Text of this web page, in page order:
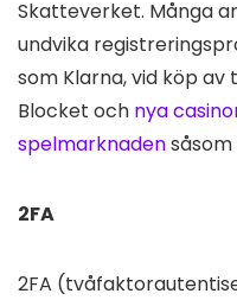
Skatteverket. Många
undvika
som Klarna, vid köp av
Blocket och nya
spelmarknadensåsom
2FA
2FA